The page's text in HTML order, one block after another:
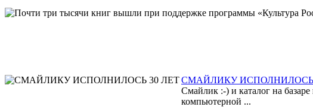
СМАЙЛИКУ ИСПОЛНИЛОСЬ
Смайлик :-) и каталог на
компьютерной ...